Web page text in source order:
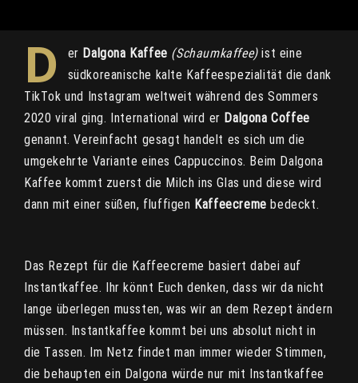
D er Dalgona Kaffee (Schaumkaffee)ist eine
südkoreanische kalte Kaffeespezialität die dank
TikTok und Instagram weltweit während des Sommers
2020 viral ging. International wird er Dalgona Coffee
genannt. Vereinfacht gesagt handelt es sich um die
umgekehrte Variante eines Cappuccinos. Beim Dalgona
Kaffee kommt zuerst die Milch ins Glas und diese wird
dann mit einer süßen, fluffigen Kaffeecreme bedeckt.
Das Rezept für die Kaffeecreme basiert dabei auf
Instantkaffee. Ihr könnt Euch denken, dass wir da nicht
lange überlegen mussten, was wir an dem Rezept ändern
müssen. Instantkaffee kommt bei uns absolut nicht in
die Tassen. Im Netz findet man immer wieder Stimmen,
die behaupten ein Dalgona würde nur mit Instantkaffee